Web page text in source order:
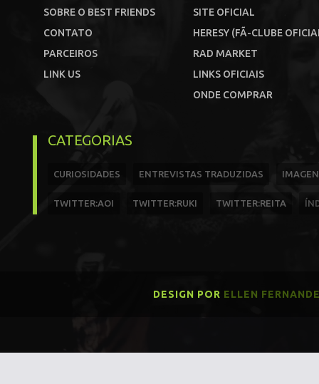
SOBRE O BEST FRIENDS
CONTATO
PARCEIROS
LINK US
SITE OFICIAL
HERESY (FÃ-CLUBE
RAD MARKET
LINKS OFICIAIS
ONDE COMPRAR
CATEGORIAS
CURIOSIDADES ENTREVISTAS TRADUZIDAS
TWITTER:AOI TWITTER:RUKI TWITTER:REITA
DESIGN POR ELLEN